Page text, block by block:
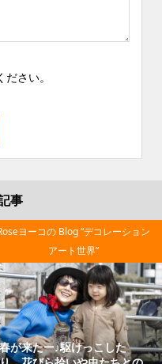
さい。
事
と慕って
デコレーション
芸術は爆発
Roseヨーコの